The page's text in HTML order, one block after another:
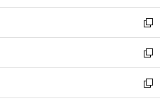
開
く
ウ
で
開
く
ン
ド
ウ
で
開
く
ウ
ィ
ン
ド
ウ
で
開
新
し
い
ウ
ィ
ン
新
し
い
ウ
新
し